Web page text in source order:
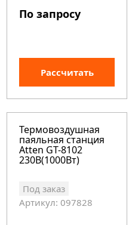
По запросу
Рассчитать
Термовоздушная
паяльная станция
Atten GT-8102
230В(1000Вт)
Под заказ
Артикул: 097828